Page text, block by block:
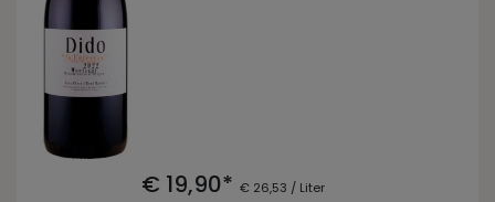
€ 19,90* € 26,53 / Liter